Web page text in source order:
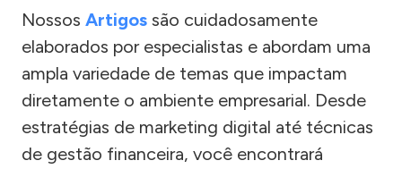
Nossos Artigos são cuidadosamente
elaborados por especialistas e abordam uma
ampla variedade de temas que impactam
diretamente o ambiente empresarial. Desde
estratégias de marketing digital até técnicas
de gestão financeira, você encontrará